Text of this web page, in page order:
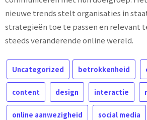
nieuwe trends stelt organisaties in
strategieën toe te passen en relevant
steeds veranderende online wereld.
Uncategorized betrokkenheid
content design interactie
online aanwezigheid social media